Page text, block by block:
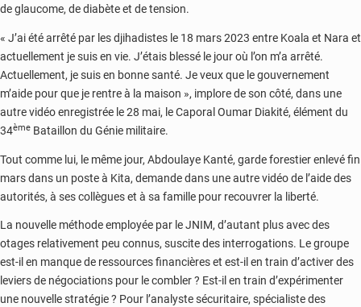
de glaucome, de diabète et de tension.
« J’ai été arrêté par les djihadistes le 18 mars 2023 entre Koala et Nara et
actuellement je suis en vie. J’étais blessé le jour où l’on m’a arrêté.
Actuellement, je suis en bonne santé. Je veux que le gouvernement
m’aide pour que je rentre à la maison », implore de son côté, dans une
autre vidéo enregistrée le 28 mai, le Caporal Oumar Diakité, élément du
34ème Bataillon du Génie militaire.
Tout comme lui, le même jour, Abdoulaye Kanté, garde forestier enlevé fin
mars dans un poste à Kita, demande dans une autre vidéo de l’aide des
autorités, à ses collègues et à sa famille pour recouvrer la liberté.
La nouvelle méthode employée par le JNIM, d’autant plus avec des
otages relativement peu connus, suscite des interrogations. Le groupe
est-il en manque de ressources financières et est-il en train d’activer des
leviers de négociations pour le combler ? Est-il en train d’expérimenter
une nouvelle stratégie ? Pour l’analyste sécuritaire, spécialiste des